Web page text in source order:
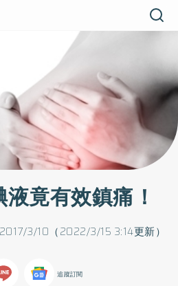
竟有效鎮痛！
2017/3/10（2022/3/15 3:14更新）
追蹤訂閱